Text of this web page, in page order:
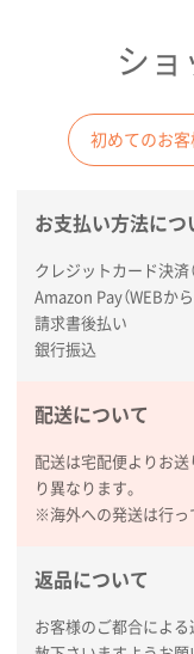
ショ
初めてのお客
お支払い方法につ
クレジットカード決済
Amazon Pay（WEBか
請求書後払い
銀行振込
配送について
配送は宅配便よりお
り異なります。
※海外への発送は行っ
返品について
お客様のご都合によ